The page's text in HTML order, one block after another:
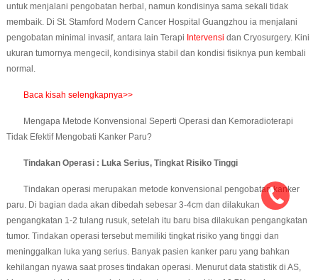
untuk menjalani pengobatan herbal, namun kondisinya sama sekali tidak
membaik. Di St. Stamford Modern Cancer Hospital Guangzhou ia menjalani
pengobatan minimal invasif, antara lain Terapi Intervensi dan Cryosurgery. Kini
ukuran tumornya mengecil, kondisinya stabil dan kondisi fisiknya pun kembali
normal.
Baca kisah selengkapnya>>
Mengapa Metode Konvensional Seperti Operasi dan Kemoradioterapi
Tidak Efektif Mengobati Kanker Paru?
Tindakan Operasi : Luka Serius, Tingkat Risiko Tinggi
Tindakan operasi merupakan metode konvensional pengobatan kanker
paru. Di bagian dada akan dibedah sebesar 3-4cm dan dilakukan
pengangkatan 1-2 tulang rusuk, setelah itu baru bisa dilakukan pengangkatan
tumor. Tindakan operasi tersebut memiliki tingkat risiko yang tinggi dan
meninggalkan luka yang serius. Banyak pasien kanker paru yang bahkan
kehilangan nyawa saat proses tindakan operasi. Menurut data statistik di AS,